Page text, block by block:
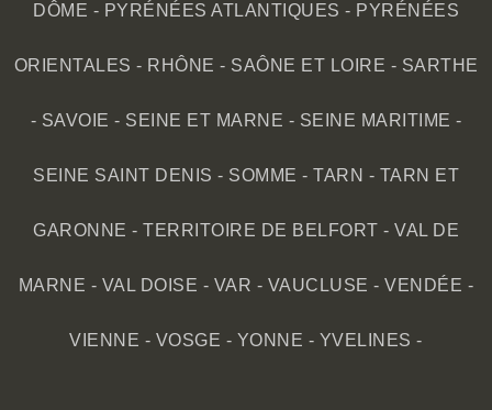
DÔME - PYRÉNÉES ATLANTIQUES - PYRÉNÉES
ORIENTALES - RHÔNE - SAÔNE ET LOIRE - SARTHE
- SAVOIE - SEINE ET MARNE - SEINE MARITIME -
SEINE SAINT DENIS - SOMME - TARN - TARN ET
GARONNE - TERRITOIRE DE BELFORT - VAL DE
MARNE - VAL DOISE - VAR - VAUCLUSE -VENDÉE -
VIENNE - VOSGE - YONNE - YVELINES -